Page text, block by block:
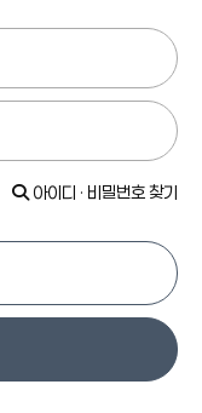
아이디 · 비밀번호 찾기